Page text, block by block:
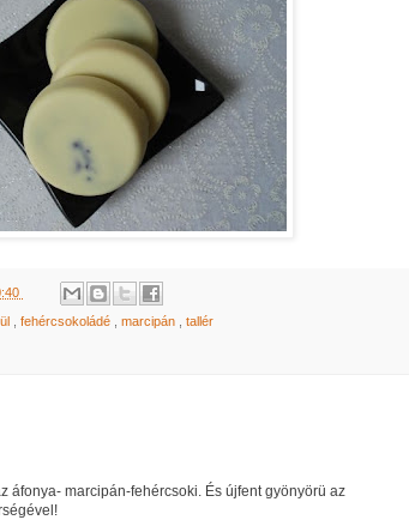
fehércsokoládé marcipán tallér
áfonya- marcipán-fehércsoki. És újfent gyönyörü az